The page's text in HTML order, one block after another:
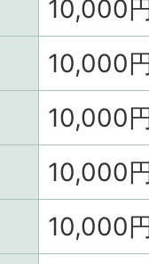
10,000
10,000
10,000
10,000
10,000